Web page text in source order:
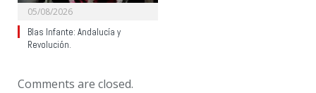
05/08/2026
Blas Infante: Andalucía y
Revolución.
Comments are closed.